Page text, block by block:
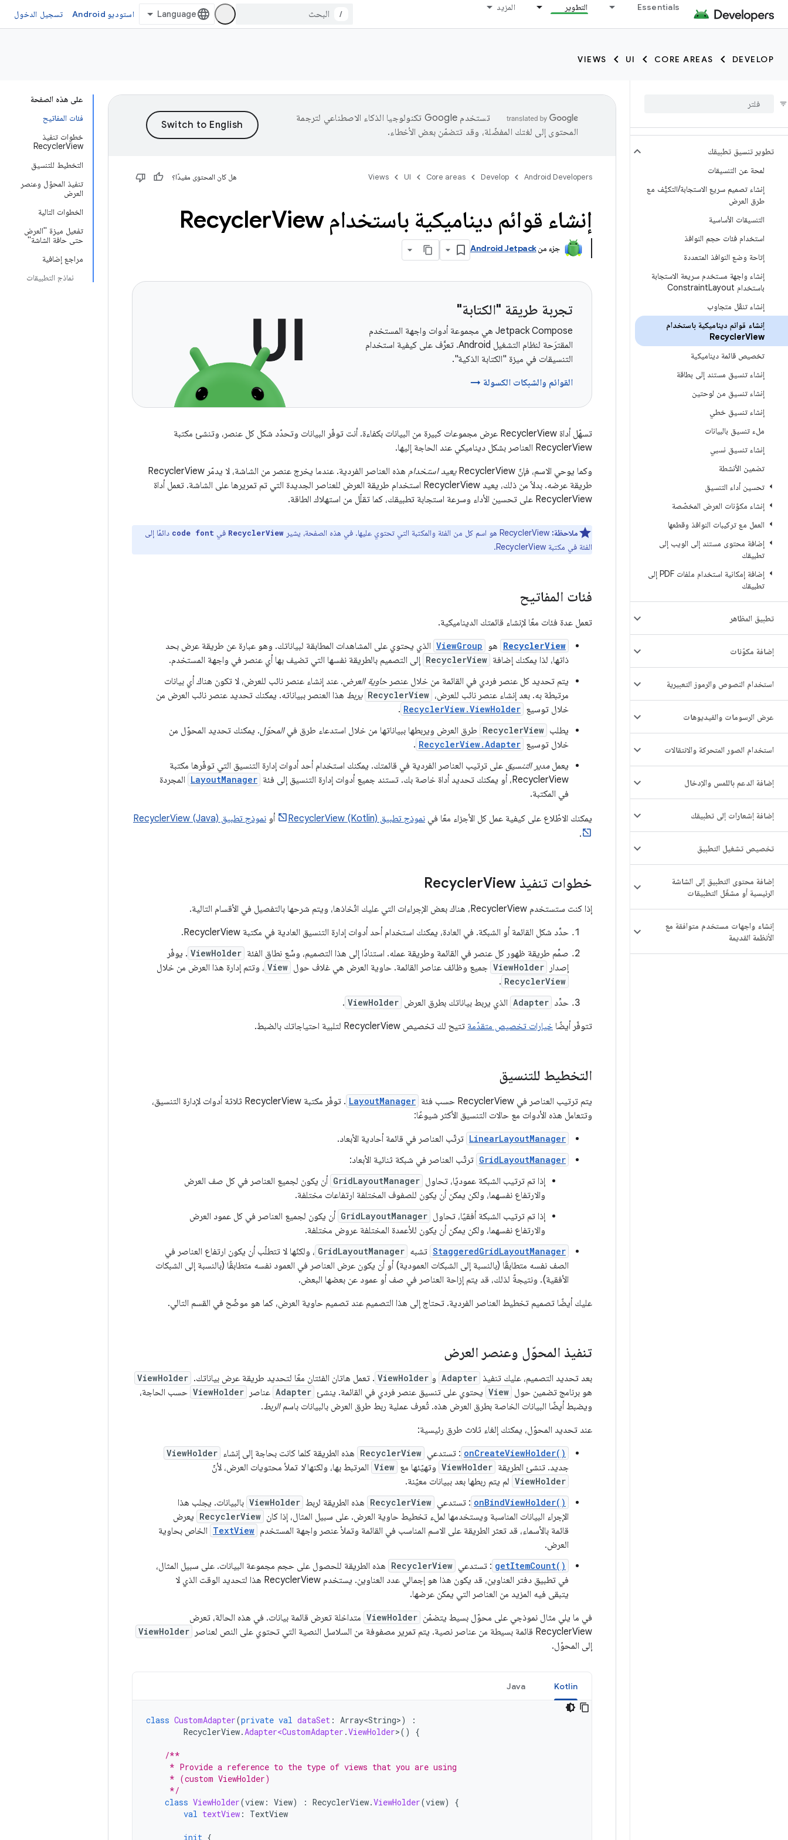
Essentials التطوير المزيد
/ استوديو Android تسجيل الدخول
DEVELOP
CORE AREAS
UI
VIEWS
تطوير تنسيق تطبيقك
لمحة عن التنسيقات
إنشاء تصميم سريع الاستجابة/التكيُّف مع
طرق العرض
التنسيقات الأساسية
استخدام فئات حجم النوافذ
إتاحة وضع النوافذ المتعددة
إنشاء واجهة مستخدم سريعة الاستجابة
باستخدام Constraint Layout
إنشاء تنقّل متجاوب
إنشاء قوائم ديناميكية باستخدام
RecyclerView
تخصيص قائمة ديناميكية
إنشاء تنسيق مستند إلى بطاقة
إنشاء تنسيق من لوحتين
إنشاء تنسيق خطي
ملء تنسيق بالبيانات
إنشاء تنسيق نسبي
تضمين الأنشطة
تحسين أداء التنسيق
إنشاء مكوّنات العرض المخصّصة
العمل مع تركيبات النوافذ وقطعها
إضافة محتوى مستند إلى الويب إلى
تطبيقك
إضافة إمكانية استخدام ملفات PDF إلى
تطبيقك
تطبيق المظاهر
إضافة مكوّنات
استخدام النصوص والرموز التعبيرية
عرض الرسومات والفيديوهات
استخدام الصور المتحركة والانتقالات
إضافة الدعم باللمس والإدخال
إضافة إشعارات إلى تطبيقك
تخصيص تشغيل التطبيق
إضافة محتوى التطبيق إلى الشاشة
الرئيسية أو مشغّل التطبيقات
إنشاء واجهات مستخدم متوافقة مع
الأنظمة القديمة
على هذه الصفحة
فئات المفاتيح
خطوات تنفيذ
RecyclerView
التخطيط للتنسيق
تنفيذ المحوّل وعنصر
العرض
الخطوات التالية
تفعيل ميزة "العرض
حتى حافة الشاشة"
مراجع إضافية
نماذج التطبيقات
تستخدم Google تكنولوجيا الذكاء الاصطناعي لترجمة
المحتوى إلى لغتك المفضّلة، وقد تتضمّن بعض الأخطاء.
Android Developers
Develop
Core areas
UI
Views هل كان المحتوى مفيدًا؟
إنشاء قوائم ديناميكية باستخدام RecyclerView
جزء منAndroid Jetpack
تجربة طريقة "الكتابة"
‫Jetpack Compose هي مجموعة أدوات واجهة المستخدم
المقترَحة لنظام التشغيل Android. تعرَّف على كيفية استخدام
التنسيقات في ميزة "الكتابة الذكية".
القوائم والشبكات الكسولة →
تسهّل أداة RecyclerView عرض مجموعات كبيرة من البيانات بكفاءة. أنت توفّر البيانات وتحدّد شكل كل عنصر، وتنشئ مكتبة
RecyclerView العناصر بشكل ديناميكي عند الحاجة إليها.
وكما يوحي الاسم، فإنّ RecyclerView
يعيد استخدام
هذه العناصر الفردية. عندما يخرج عنصر من الشاشة، لا يدمّر RecyclerView
طريقة عرضه. بدلاً من ذلك، يعيد RecyclerView استخدام طريقة العرض للعناصر الجديدة التي تم تمريرها على الشاشة. تعمل أداة
RecyclerView على تحسين الأداء وسرعة استجابة تطبيقك، كما تقلّل من استهلاك الطاقة.
ملاحظة: RecyclerView في code font دائمًا إلى
الفئة في مكتبة RecyclerView.
فئات المفاتيح
تعمل عدة فئات معًا لإنشاء قائمتك الديناميكية.
RecyclerView هو ViewGroup الذي يحتوي على المشاهدات المطابقة لبياناتك. وهو عبارة عن طريقة عرض بحد
ذاتها، لذا يمكنك إضافة RecyclerView إلى التصميم بالطريقة نفسها التي تضيف بها أي عنصر في واجهة المستخدم.
يتم تحديد كل عنصر فردي في القائمة من خلال عنصر حاوية العرض. عند إنشاء عنصر نائب للعرض، لا تكون هناك أي بيانات
مرتبطة به. بعد إنشاء عنصر نائب للعرض، RecyclerView يربط هذا العنصر ببياناته. يمكنك تحديد عنصر نائب العرض من
خلال توسيع RecyclerView.ViewHolder
.
يطلب RecyclerView طرق العرض ويربطها ببياناتها من خلال استدعاء طرق فيالمحوّل. يمكنك تحديد المحوّل من
خلال توسيع RecyclerView.Adapter
.
يعمل مدير التنسيق على ترتيب العناصر الفردية في قائمتك. يمكنك استخدام أحد أدوات إدارة التنسيق التي توفّرها مكتبة
RecyclerView، أو يمكنك تحديد أداة خاصة بك. تستند جميع أدوات إدارة التنسيق إلى فئة
LayoutManager المجردة
في المكتبة.
يمكنك الاطّلاع على كيفية عمل كل الأجزاء معًا في نموذج تطبيق RecyclerView (Kotlin) أو نموذج تطبيق RecyclerView (Java)
.
خطوات تنفيذ Recycler View
إذا كنت ستستخدم RecyclerView، هناك بعض الإجراءات التي عليك اتّخاذها، ويتم شرحها بالتفصيل في الأقسام التالية.
حدِّد شكل القائمة أو الشبكة. في العادة، يمكنك استخدام أحد أدوات إدارة التنسيق العادية في مكتبة RecyclerView.
صمِّم طريقة ظهور كل عنصر في القائمة وطريقة عمله. استنادًا إلى هذا التصميم، وسِّع نطاق الفئة ViewHolder . يوفّر
إصدار
ViewHolder جميع وظائف عناصر القائمة. حاوية العرض هي غلاف حول View ، وتتم إدارة هذا العرض من خلال
RecyclerView
.
حدِّد Adapter الذي يربط بياناتك بطرق العرض ViewHolder
.
تتوفّر أيضًا خيارات تخصيص متقدّمة تتيح لك تخصيص RecyclerView لتلبية احتياجاتك بالضبط.
التخطيط للتنسيق
يتم ترتيب العناصر في RecyclerView حسب فئة LayoutManager
. توفّر مكتبة RecyclerView ثلاثة أدوات لإدارة التنسيق،
وتتعامل هذه الأدوات مع حالات التنسيق الأكثر شيوعًا:
LinearLayoutManager ترتّب العناصر في قائمة أحادية الأبعاد.
GridLayoutManager ترتّب العناصر في شبكة ثنائية الأبعاد:
إذا تم ترتيب الشبكة عموديًا، تحاول GridLayoutManager أن يكون لجميع العناصر في كل صف العرض
والارتفاع نفسهما، ولكن يمكن أن يكون للصفوف المختلفة ارتفاعات مختلفة.
إذا تم ترتيب الشبكة أفقيًا، تحاول GridLayoutManager أن يكون لجميع العناصر في كل عمود العرض
والارتفاع نفسهما، ولكن يمكن أن يكون للأعمدة المختلفة عروض مختلفة.
StaggeredGridLayoutManager تشبه GridLayoutManager ، ولكنّها لا تتطلّب أن يكون ارتفاع العناصر في
الصف نفسه متطابقًا (بالنسبة إلى الشبكات العمودية) أو أن يكون عرض العناصر في العمود نفسه متطابقًا (بالنسبة إلى الشبكات
الأفقية). ونتيجةً لذلك، قد يتم إزاحة العناصر في صف أو عمود عن بعضها البعض.
عليك أيضًا تصميم تخطيط العناصر الفردية. تحتاج إلى هذا التصميم عند تصميم حاوية العرض، كما هو موضّح في القسم التالي.
تنفيذ المحوّل وعنصر العرض
بعد تحديد التصميم، عليك تنفيذ Adapter و ViewHolder . تعمل هاتان الفئتان معًا لتحديد طريقة عرض بياناتك. ViewHolder
هو برنامج تضمين حول View يحتوي على تنسيق عنصر فردي في القائمة. ينشئ Adapter عناصر ViewHolder حسب الحاجة،
ويضبط أيضًا البيانات الخاصة بطرق العرض هذه. تُعرف عملية ربط طرق العرض بالبيانات باسمالربط.
عند تحديد المحوّل، يمكنك إلغاء ثلاث طرق رئيسية:
onCreateViewHolder() : تستدعي RecyclerView هذه الطريقة كلما كانت بحاجة إلى إنشاء ViewHolder
جديد. تنشئ الطريقة ViewHolder وتهيّئها مع View المرتبط بها، ولكنهالا تملأ محتويات العرض، لأنّ
ViewHolder لم يتم ربطها بعد ببيانات معيّنة.
onBindViewHolder() : تستدعي RecyclerView هذه الطريقة لربط ViewHolder بالبيانات. يجلب هذا
الإجراء البيانات المناسبة ويستخدمها لملء تخطيط حاوية العرض. على سبيل المثال، إذا كان RecyclerView يعرض
قائمة بالأسماء، قد تعثر الطريقة على الاسم المناسب في القائمة وتملأ عنصر واجهة المستخدم TextView الخاص بحاوية
العرض.
getItemCount() : تستدعي RecyclerView هذه الطريقة للحصول على حجم مجموعة البيانات. على سبيل المثال،
في تطبيق دفتر العناوين، قد يكون هذا هو إجمالي عدد العناوين. يستخدم RecyclerView هذا لتحديد الوقت الذي لا
يتبقى فيه المزيد من العناصر التي يمكن عرضها.
في ما يلي مثال نموذجي على محوّل بسيط يتضمّن ViewHolder متداخلة تعرض قائمة بيانات. في هذه الحالة، تعرض
RecyclerView قائمة بسيطة من عناصر نصية. يتم تمرير مصفوفة من السلاسل النصية التي تحتوي على النص لعناصر
ViewHolder
إلى المحوّل.
Kotlin
Java
class CustomAdapter(private val dataSet : Array<String>)
:
RecyclerView.Adapter<CustomAdapter .ViewHolder>() {
/**
     * Provide a reference to the type of views that you are using
     * (custom ViewHolder)
     */
class ViewHolder(view : View) : RecyclerView.ViewHolder(view)
{
val textView : TextView
init {